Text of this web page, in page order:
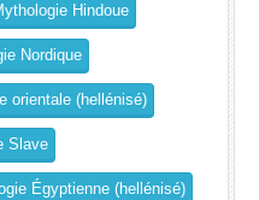
Hindoue
Nordique
orientale (hellénisé)
Slave
Égyptienne (hellénisé)